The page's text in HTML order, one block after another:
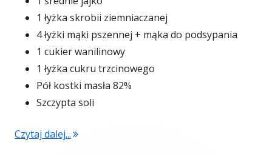
1 łyżka skrobii ziemniaczanej
4 łyżki mąki pszennej + mąka do podsypania
1 cukier wanilinowy
1 łyżka cukru trzcinowego
Pół kostki masła 82%
Szczypta soli
Czytaj dalej..."Leniwe z chrupiącą skórką"